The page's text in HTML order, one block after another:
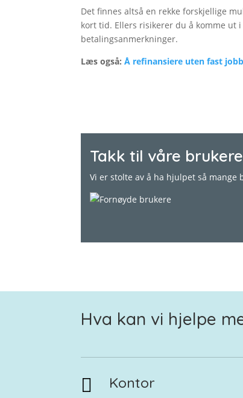
Det finnes altså en rekke forskjellige
kort tid. Ellers risikerer du å komme ut
betalingsanmerkninger.
Læs også:Å refinansiere uten fast jobb
Takk til våre brukere
Vi er stolte av å ha hjulpet så mange
Hva kan vi hjelpe
 Kontor